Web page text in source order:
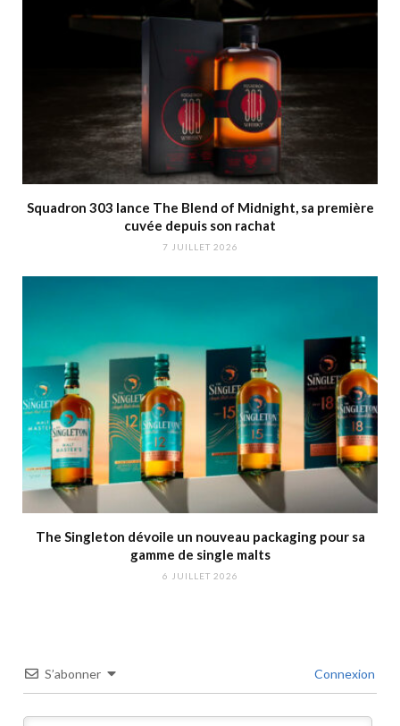
Squadron 303 lance The Blend of Midnight, sa première
cuvée depuis son rachat
7 JUILLET 2026
The Singleton dévoile un nouveau packaging pour sa
gamme de single malts
6 JUILLET 2026
S’abonner Connexion